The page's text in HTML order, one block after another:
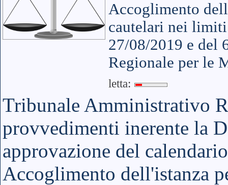
Accoglimento
cautelari nei
27/08/2019 e del
Regionale per le
letta:
Tribunale Amministrativo
provvedimenti inerente la
approvazione del
Accoglimento dell'istanza